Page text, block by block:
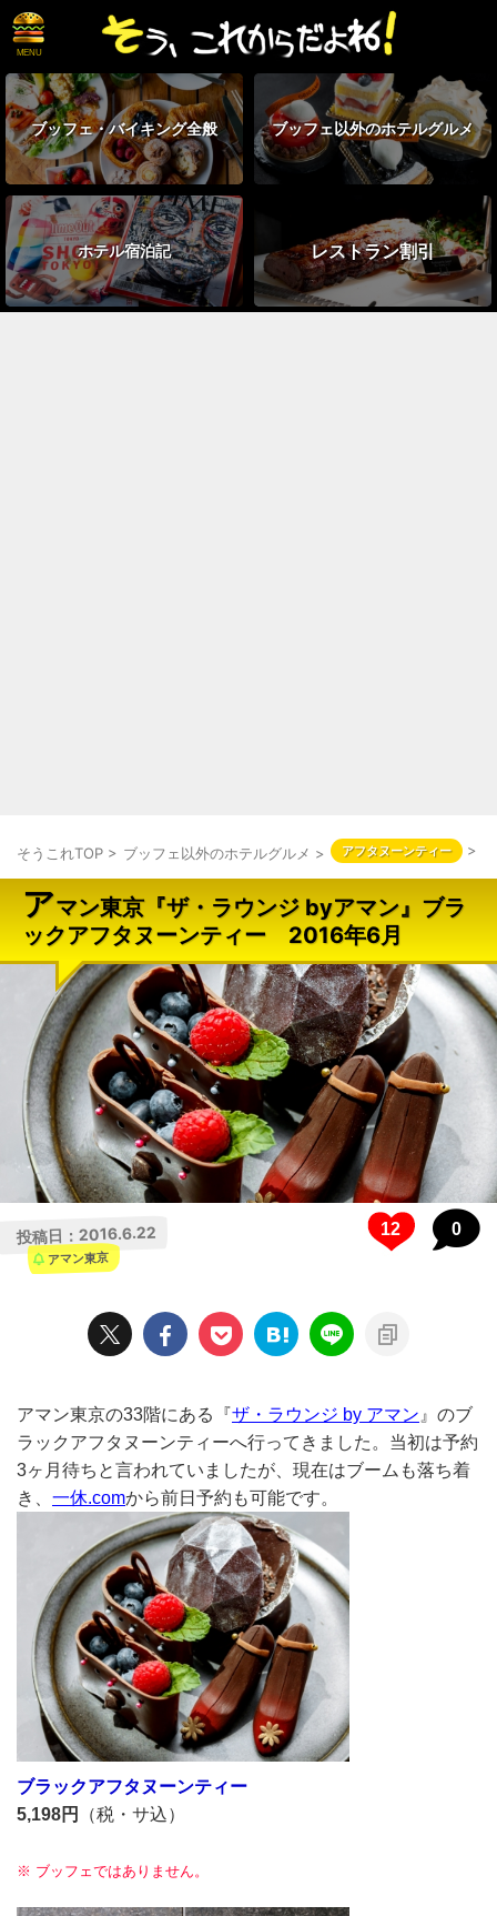
ブッフェ・バイキング全般 ブッフェ以外のホテルグルメ
ホテル宿泊記 レストラン割引
そうこれTOP > ブッフェ以外のホテルグルメ > アフタヌーンティー >
アマン東京『ザ・ラウンジ byアマン』ブラ
ックアフタヌーンティー 2016年6月
0
投稿日：2016.6.22
アマン東京
アマン東京の33階にある『ザ・ラウンジ by アマン 』のブ
ラックアフタヌーンティーへ行ってきました。当初は予約
3ヶ月待ちと言われていましたが、現在はブームも落ち着
き、 一休.comから前日予約も可能です。
ブラックアフタヌーンティー
5,198円
（税・サ込）
※ ブッフェではありません。